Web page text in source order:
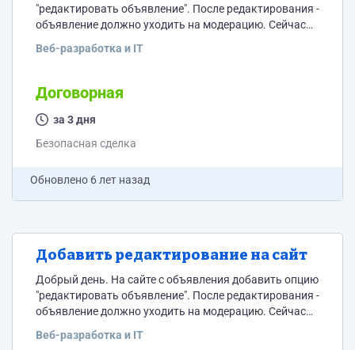
"редактировать объявление". После редактирования -
объявление должно уходить на модерацию. Сейчас
разделах, необходимо будет ее подписать (добавить
использования плагинов!
Веб-разработка и IT
Договорная
за 3 дня
Безопасная сделка
Обновлено 6 лет назад
Добавить редактирование на сайт
Добрый день. На сайте с объявления добавить опцию
"редактировать объявление". После редактирования -
объявление должно уходить на модерацию. Сейчас
разделах, необходимо будет ее подписать (добавить
Веб-разработка и IT